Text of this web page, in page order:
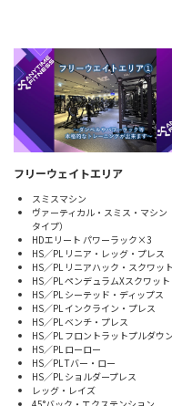
フリーウェイトエリア
スミスマシン
ヴァーティカル・スミス・マシン
タイプ）
HDエリート パワーラック×3
HS／PL リニア・レッグ・プレス
HS／PL リニアハック・スクワット
HS／PL ペンデュラムXスクワット
HS／PL シーテッド・ディップス
HS／PL インクライン・プレス
HS／PL ベンチ・プレス
HS／PL フロントラットプルダウン
HS／PL ローロー
HS／PL Tバー・ロー
HS／PL ショルダープレス
レッグ・レイズ